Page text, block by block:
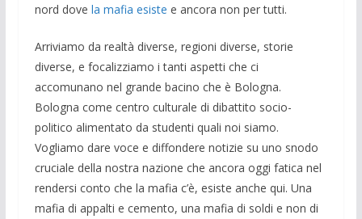
nord dove la mafia esiste e ancora non per tutti.
Arriviamo da realtà diverse, regioni diverse, storie
diverse, e focalizziamo i tanti aspetti che ci
accomunano nel grande bacino che è Bologna.
Bologna come centro culturale di dibattito socio-
politico alimentato da studenti quali noi siamo.
Vogliamo dare voce e diffondere notizie su uno snodo
cruciale della nostra nazione che ancora oggi fatica nel
rendersi conto che la mafia c’è, esiste anche qui. Una
mafia di appalti e cemento, una mafia di soldi e non di